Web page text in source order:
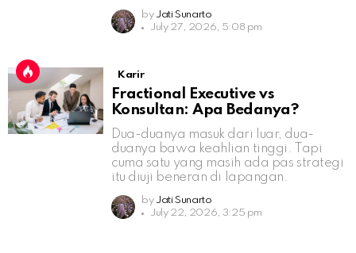
by Jati Sunarto
July 27, 2026, 5:08 pm
Karir
Fractional Executive vs
Konsultan: Apa Bedanya?
Dua-duanya masuk dari luar, dua-
duanya bawa keahlian tinggi. Tapi
cuma satu yang masih ada pas strategi
itu diuji beneran di lapangan.
by Jati Sunarto
July 22, 2026, 3:25 pm